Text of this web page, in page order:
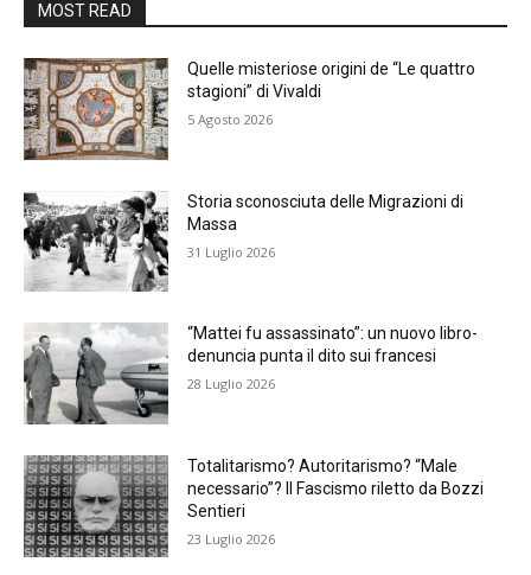
MOST READ
Quelle misteriose origini de “Le quattro
stagioni” di Vivaldi
5 Agosto 2026
Storia sconosciuta delle Migrazioni di
Massa
31 Luglio 2026
“Mattei fu assassinato”: un nuovo libro-
denuncia punta il dito sui francesi
28 Luglio 2026
Totalitarismo? Autoritarismo? “Male
necessario”? Il Fascismo riletto da Bozzi
Sentieri
23 Luglio 2026